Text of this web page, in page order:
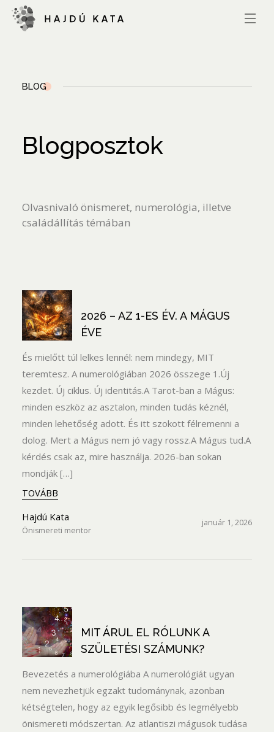
BLOG
Blogposztok
Olvasnivaló önismeret, numerológia, illetve
családállítás témában
2026 – AZ 1-ES ÉV. A MÁGUS
ÉVE
És mielőtt túl lelkes lennél: nem mindegy, MIT
teremtesz. A numerológiában 2026 összege 1.Új
kezdet. Új ciklus. Új identitás.A Tarot-ban a Mágus:
minden eszköz az asztalon, minden tudás kéznél,
minden lehetőség adott. És itt szokott félremenni a
dolog. Mert a Mágus nem jó vagy rossz.A Mágus tud.A
kérdés csak az, mire használja. 2026-ban sokan
mondják […]
TOVÁBB
Hajdú Kata
Önismereti mentor
január 1, 2026
MIT ÁRUL EL RÓLUNK A
SZÜLETÉSI SZÁMUNK?
Bevezetés a numerológiába A numerológiát ugyan
nem nevezhetjük egzakt tudománynak, azonban
kétségtelen, hogy az egyik legősibb és legmélyebb
önismereti módszertan. Az atlantiszi mágusok tudása